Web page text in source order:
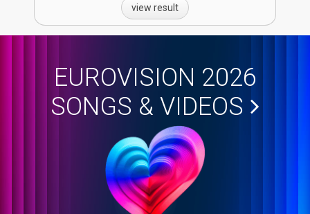
view result
EUROVISION 2026
SONGS & VIDEOS